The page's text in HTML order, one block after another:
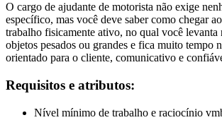
O cargo de ajudante de motorista não exige
específico, mas você deve saber como chegar
trabalho fisicamente ativo, no qual você levanta
objetos pesados ou grandes e fica muito tempo
orientado para o cliente, comunicativo e
Requisitos e atributos:
Nível mínimo de trabalho e raciocínio